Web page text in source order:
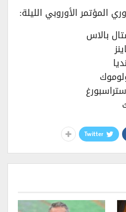
المؤتمر الأوروبي الليلة:
Twitter